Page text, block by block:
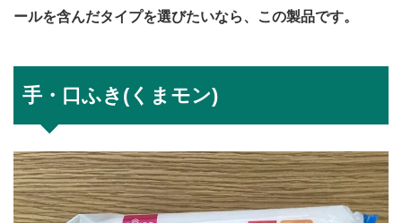
ールを含んだタイプを選びたいなら、この製品です。
手・口ふき(くまモン)